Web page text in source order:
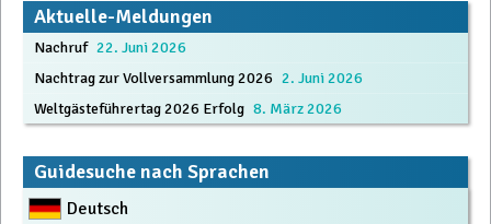
Beitrags-
Navigation
Aktuelle-Meldungen
Nachruf 22. Juni 2026
Nachtrag zur Vollversammlung 2026 2. Juni 2026
Weltgästeführertag 2026 Erfolg 8. März 2026
Guidesuche nach Sprachen
Deutsch